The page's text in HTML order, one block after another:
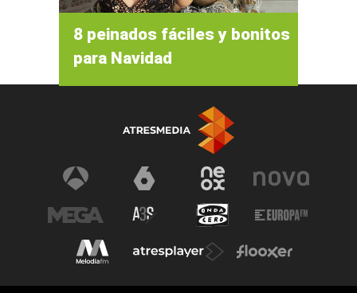
8 peinados fáciles y bonitos
para Navidad